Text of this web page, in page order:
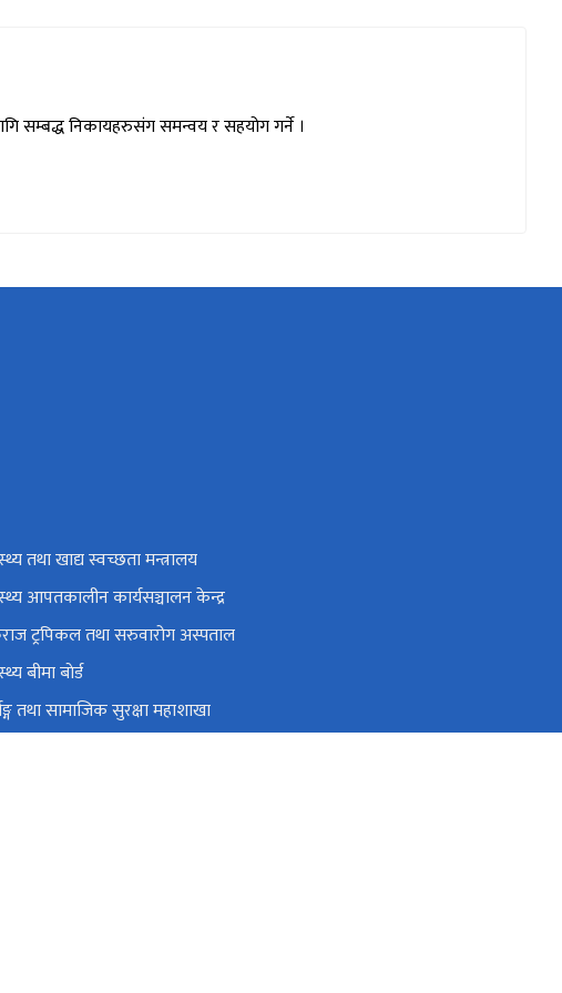
सम्बद्ध निकायहरुसंग समन्वय र सहयोग गर्ने ।
तथा खाद्य स्वच्छता मन्त्रालय
आपतकालीन कार्यसञ्चालन केन्द्र
ट्रपिकल तथा सरुवारोग अस्पताल
बीमा बाेर्ड
तथा सामाजिक सुरक्षा महाशाखा